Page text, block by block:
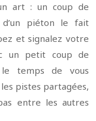
art : un coup de
piéton le fait
et signalez votre
un petit coup de
temps de vous
pistes partagées,
entre les autres